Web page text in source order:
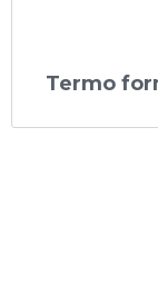
Termo